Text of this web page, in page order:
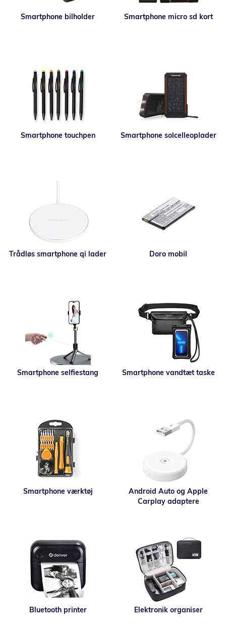
Smartphone bilholder Smartphone micro sd kort
Smartphone touchpen Smartphone solcelleoplader
Trådløs smartphone qi lader Doro mobil
Smartphone selfiestang Smartphone vandtæt taske
Smartphone værktøj
Android Auto og Apple
Carplay adaptere
Bluetooth printer Elektronik organiser